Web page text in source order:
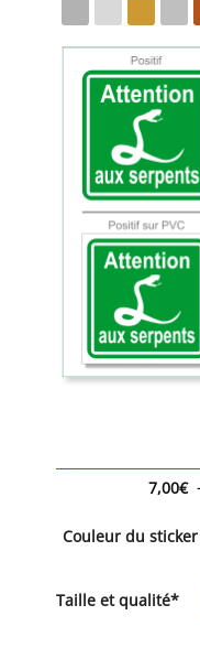
7,00€
Couleur du
Taille et qualité*